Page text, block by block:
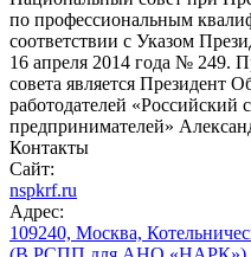
по профессиональным
соответствии с Указом
16 апреля 2014 года № 249.
совета является Президент
работодателей
предпринимателей»
Контакты
Сайт:
nspkrf.ru
Адрес:
109240, Москва,